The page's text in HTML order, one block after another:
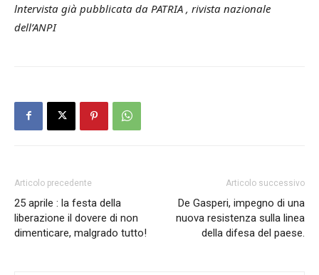
lntervista già pubblicata da PATRIA , rivista nazionale
dell’ANPI
Articolo precedente
25 aprile : la festa della
liberazione il dovere di non
dimenticare, malgrado tutto!
Articolo successivo
De Gasperi, impegno di una
nuova resistenza sulla linea
della difesa del paese.